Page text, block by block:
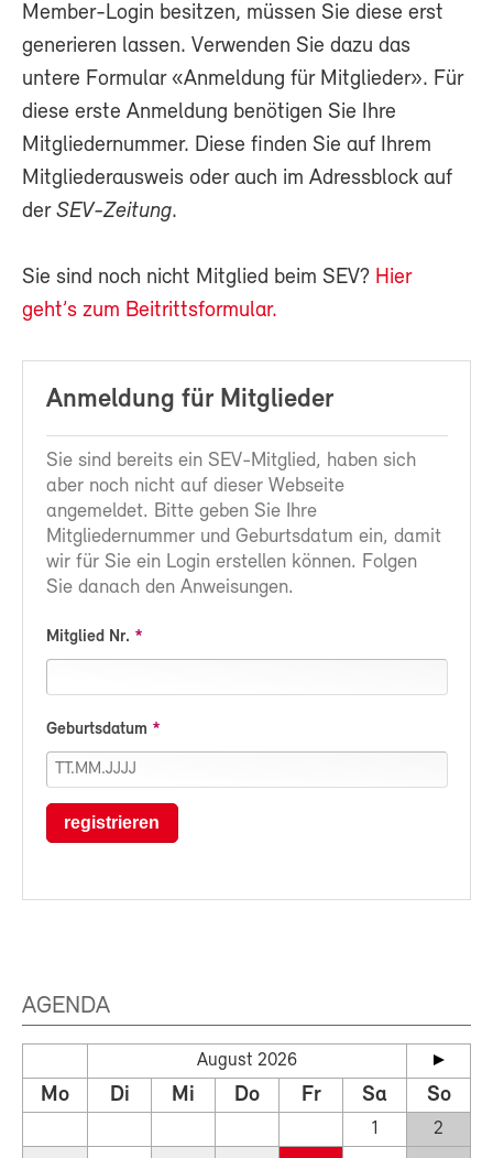
Member-Login besitzen, müssen Sie diese erst
generieren lassen. Verwenden Sie dazu das
untere Formular «Anmeldung für Mitglieder». Für
diese erste Anmeldung benötigen Sie Ihre
Mitgliedernummer. Diese finden Sie auf Ihrem
Mitgliederausweis oder auch im Adressblock auf
der SEV-Zeitung.
Sie sind noch nicht Mitglied beim SEV? Hier
geht’s zum Beitrittsformular.
Anmeldung für Mitglieder
Sie sind bereits ein SEV-Mitglied, haben sich
aber noch nicht auf dieser Webseite
angemeldet. Bitte geben Sie Ihre
Mitgliedernummer und Geburtsdatum ein, damit
wir für Sie ein Login erstellen können. Folgen
Sie danach den Anweisungen.
Mitglied Nr.
Geburtsdatum
registrieren
AGENDA
August 2026
Mo Di Mi Do Fr Sa So
1
2